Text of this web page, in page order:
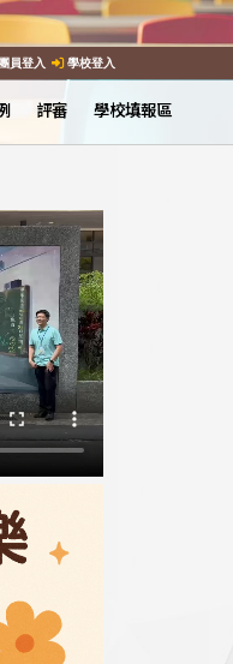
團員登入 學校登入
評審 學校填報區